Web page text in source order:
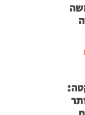
נמשה
אותר